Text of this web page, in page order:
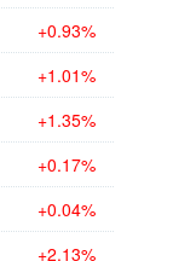
+0.93%
+1.01%
+1.35%
+0.17%
+0.04%
+2.13%